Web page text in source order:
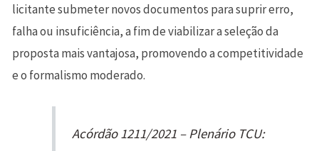
licitante submeter novos documentos para suprir erro,
falha ou insuficiência, a fim de viabilizar a seleção da
proposta mais vantajosa, promovendo a competitividade
e o formalismo moderado.
Acórdão 1211/2021 – Plenário TCU: